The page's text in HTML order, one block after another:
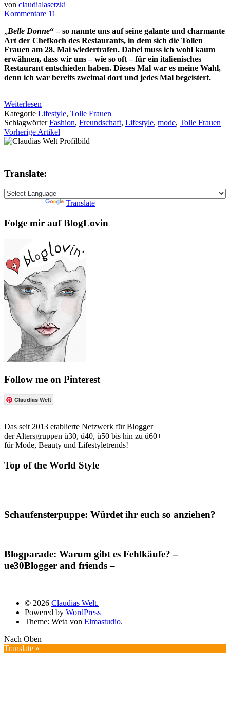
von claudialasetzki
Kommentare 11
„Belle Donne“ – so nannte uns auf seine galante und charmante
Art der Chefkoch des Restaurants, in dem sich die Tollen
Frauen am 28. Mai wiedertrafen. Dabei muss ich wohl kaum
erwähnen, dass wir uns – wie so oft – für ein italienisches
Restaurant entschieden haben. Dieses Mal war es meine Wahl,
denn ich war bereits zweimal dort und jedes Mal begeistert.
Weiterlesen
Kategorie Lifestyle, Tolle Frauen
SchlagwörterFashion, Freundschaft, Lifestyle, mode, Tolle Frauen
Vorherige Artikel
Translate:
Translate
Folge mir auf BlogLovin
Follow me on Pinterest
Claudias Welt
Das seit 2013 etablierte Netzwerk für Blogger
der Altersgruppen ü30, ü40, ü50 bis hin zu ü60+
für Mode, Beauty und Lifestyletrends!
Top of the World Style
Schaufensterpuppe: Würdet ihr euch so anziehen?
Blogparade: Warum gibt es Fehlkäufe? –
ue30Blogger and friends –
© 2026 Claudias Welt.
Powered by WordPress
Theme: Weta von Elmastudio.
Nach Oben
Translate »